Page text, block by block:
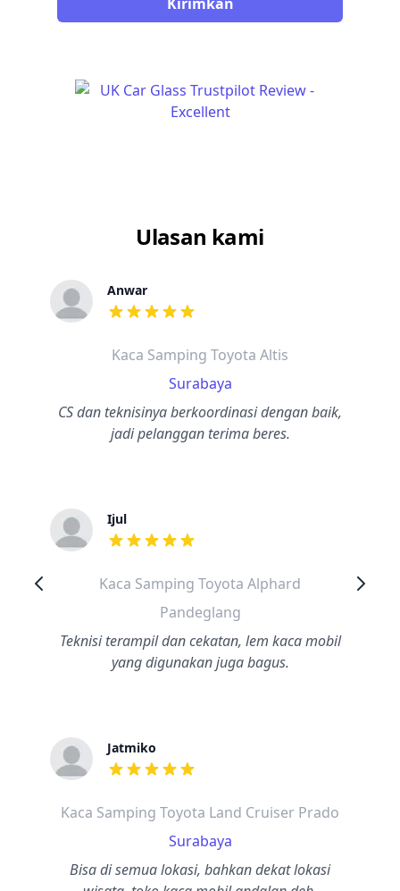
Ulasan kami
Anwar
dari ulasan adalah bintang lima
Kaca Samping Toyota Altis
Surabaya
CS dan teknisinya berkoordinasi dengan baik,
jadi pelanggan terima beres.
Ijul
dari ulasan adalah bintang lima
Kaca Samping Toyota Alphard
Pandeglang
Teknisi terampil dan cekatan, lem kaca mobil
yang digunakan juga bagus.
Jatmiko
dari ulasan adalah bintang lima
Kaca Samping Toyota Land Cruiser Prado
Surabaya
Bisa di semua lokasi, bahkan dekat lokasi